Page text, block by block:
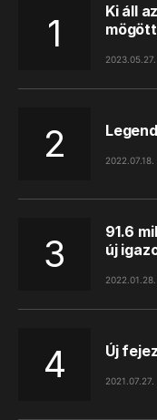
Ki áll
2023.05.27.
2022.07.18.
91.6
új
2022.01.28.
Új
2021.07.27.